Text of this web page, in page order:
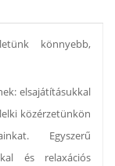
könnyebb,
elsajátításukkal
közérzetünkön
Egyszerű
és relaxációs